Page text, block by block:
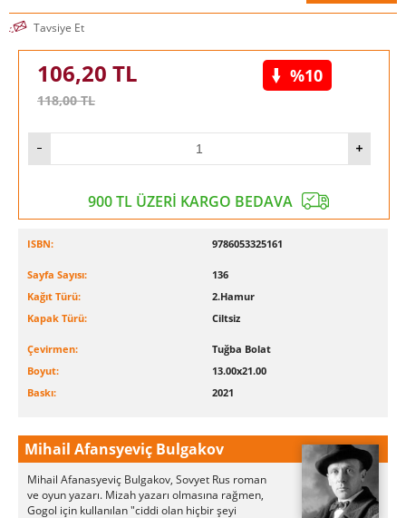
Tavsiye Et
106,20 TL
118,00TL
%10
900 TL ÜZERİ KARGO BEDAVA
ISBN: 9786053325161
Sayfa Sayısı:
136
Kağıt Türü:
2.Hamur
Kapak Türü:
Ciltsiz
Çevirmen:
Tuğba Bolat
Boyut:
13.00x21.00
Baskı:
2021
Mihail Afansyeviç Bulgakov
Mihail Afanasyeviç Bulgakov, Sovyet Rus roman
ve oyun yazarı. Mizah yazarı olmasına rağmen,
Gogol için kullanılan "ciddi olan hiçbir şeyi